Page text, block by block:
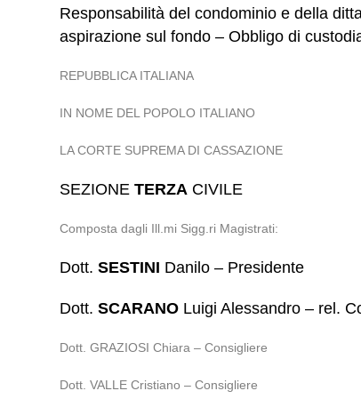
Responsabilità del condominio e della
aspirazione sul fondo – Obbligo di
REPUBBLICA ITALIANA
IN NOME DEL POPOLO ITALIANO
LA CORTE SUPREMA DI CASSAZIONE
SEZIONETERZA CIVILE
Composta dagli Ill.mi Sigg.ri Magistrati:
Dott.SESTINI Danilo – Presidente
Dott.SCARANO Luigi Alessandro – rel.
Dott. GRAZIOSI Chiara – Consigliere
Dott. VALLE Cristiano – Consigliere